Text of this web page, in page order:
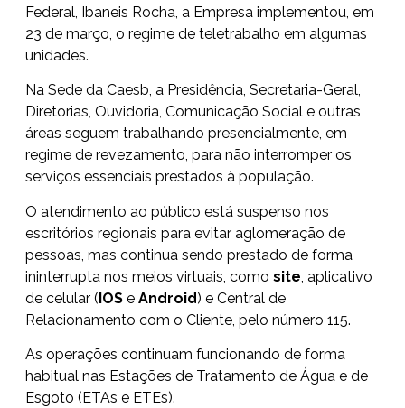
Federal, Ibaneis Rocha, a Empresa implementou, em
23 de março, o regime de teletrabalho em algumas
unidades.
Na Sede da Caesb, a Presidência, Secretaria-Geral,
Diretorias, Ouvidoria, Comunicação Social e outras
áreas seguem trabalhando presencialmente, em
regime de revezamento, para não interromper os
serviços essenciais prestados à população.
O atendimento ao público está suspenso nos
escritórios regionais para evitar aglomeração de
pessoas, mas continua sendo prestado de forma
ininterrupta nos meios virtuais, como site , aplicativo
de celular (IOS e Android) e Central de
Relacionamento com o Cliente, pelo número 115.
As operações continuam funcionando de forma
habitual nas Estações de Tratamento de Água e de
Esgoto (ETAs e ETEs).